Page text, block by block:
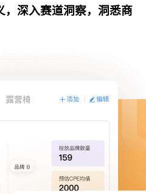
，深入赛道洞察，洞悉商